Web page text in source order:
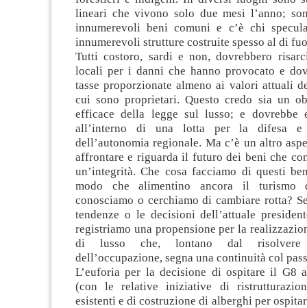
lineari che vivono solo due mesi l’anno;
innumerevoli beni comuni e c’è chi
innumerevoli strutture costruite spesso al di
Tutti costoro, sardi e non, dovrebbero
locali per i danni che hanno provocato e
tasse proporzionate almeno ai valori attuali
cui sono proprietari. Questo credo sia un
efficace della legge sul lusso; e dovrebbe
all’interno di una lotta per la difesa e
dell’autonomia regionale. Ma c’è un altro
affrontare e riguarda il futuro dei beni che
un’integrità. Che cosa facciamo di questi
modo che alimentino ancora il turismo
conosciamo o cerchiamo di cambiare rotta?
tendenze o le decisioni dell’attuale
registriamo una propensione per la
di lusso che, lontano dal
dell’occupazione, segna una continuità col
L’euforia per la decisione di ospitare il G8
(con le relative iniziative di
esistenti e di costruzione di alberghi per